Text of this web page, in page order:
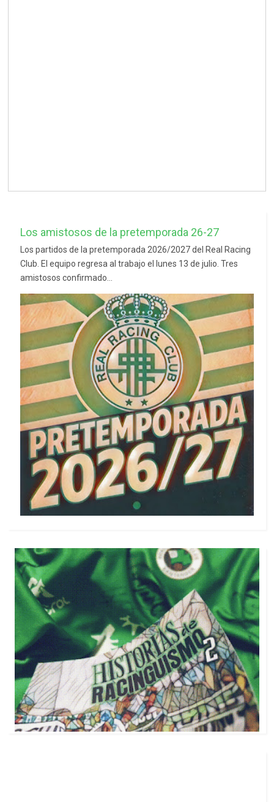
Los amistosos de la pretemporada 26-27
Los partidos de la pretemporada 2026/2027 del Real Racing
Club. El equipo regresa al trabajo el lunes 13 de julio. Tres
amistosos confirmado...